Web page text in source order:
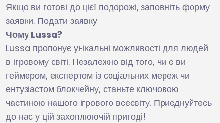
Якщо ви готові до цієї подорожі, заповніть форму
заявки. Подати заявку
Чому Lussa?
Lussa пропонує унікальні можливості для людей
в ігровому світі. Незалежно від того, чи є ви
геймером, експертом із соціальних мереж чи
ентузіастом блокчейну, станьте ключовою
частиною нашого ігрового всесвіту. Приєднуйтесь
до нас у цій захоплюючій пригоді!